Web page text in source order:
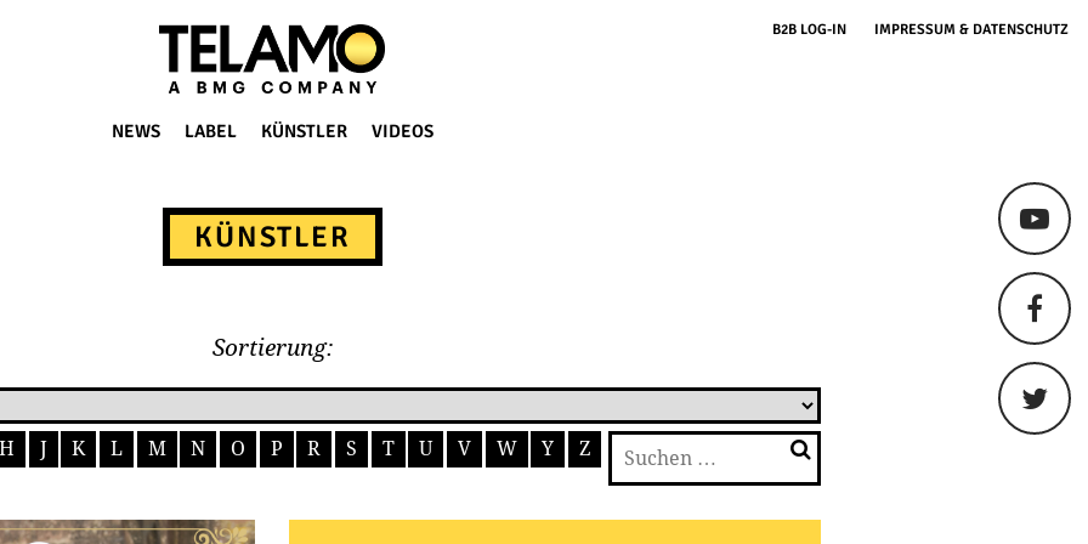
NEWS LABEL KÜNSTLER VIDEOS
B2B LOG-IN IMPRESSUM & DATENSCHUTZ
KÜNSTLER
Sortierung:
H J K L M N O P R S T U V W Y Z
Suchen